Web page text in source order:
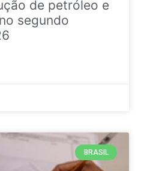
de petróleo e
segundo
BRASIL